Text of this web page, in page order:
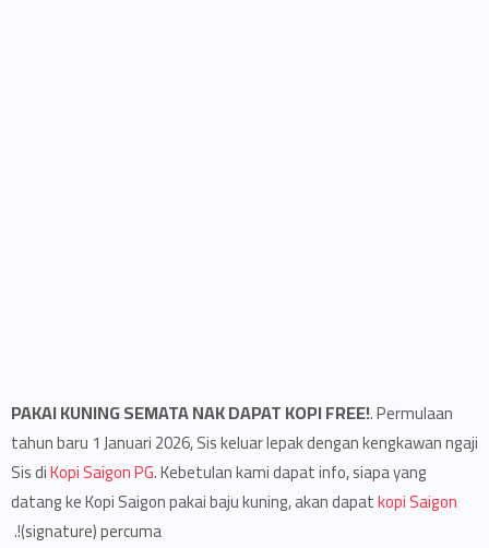
PAKAI KUNING SEMATA NAK DAPAT KOPI FREE!. Permulaan
tahun baru 1 Januari 2026, Sis keluar lepak dengan kengkawan ngaji
Sis diKopi Saigon PG. Kebetulan kami dapat info, siapa yang
datang ke Kopi Saigon pakai baju kuning, akan dapatkopi Saigon
(signature) percuma!.